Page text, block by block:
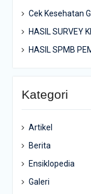
Cek Kesehatan
HASIL SURVEY
HASIL SPMB
Kategori
Artikel
Berita
Ensiklopedia
Galeri